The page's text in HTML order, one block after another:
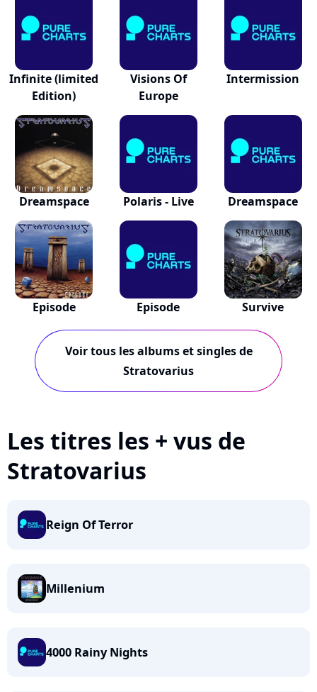
Infinite (limited
Edition)
Visions Of
Europe
Intermission
Dreamspace Polaris - Live Dreamspace
Episode Episode Survive
Voir tous les albums et singles de
Stratovarius
Les titres les + vus de
Stratovarius
Reign Of Terror
Millenium
4000 Rainy Nights